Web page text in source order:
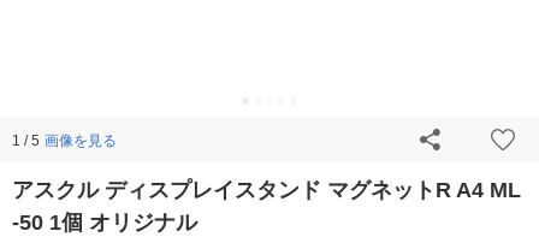
1 / 5 画像を見る
アスクル ディスプレイスタンド マグネットR A4 ML
-50 1個 オリジナル